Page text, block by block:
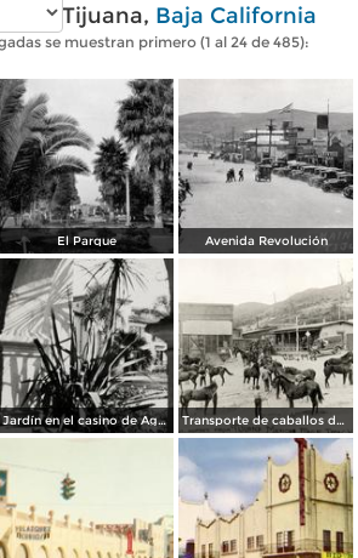
de Tijuana, Baja California
se muestran primero (1 al 24 de 485):
El Parque Avenida Revolución
Jardín en el casino de Agua Caliente Transporte de caballos del hipódromo hacia Estados Unidos